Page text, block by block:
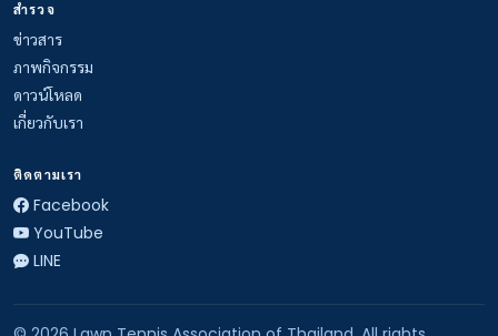
สำรวจ
ข่าวสาร
ภาพกิจกรรม
ดาวน์โหลด
เกี่ยวกับเรา
ติดตามเรา
Facebook
YouTube
LINE